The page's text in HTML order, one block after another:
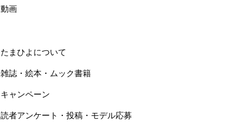
動画
たまひよについて
雑誌・絵本・ムック書籍
キャンペーン
読者アンケート・投稿・モデル応募